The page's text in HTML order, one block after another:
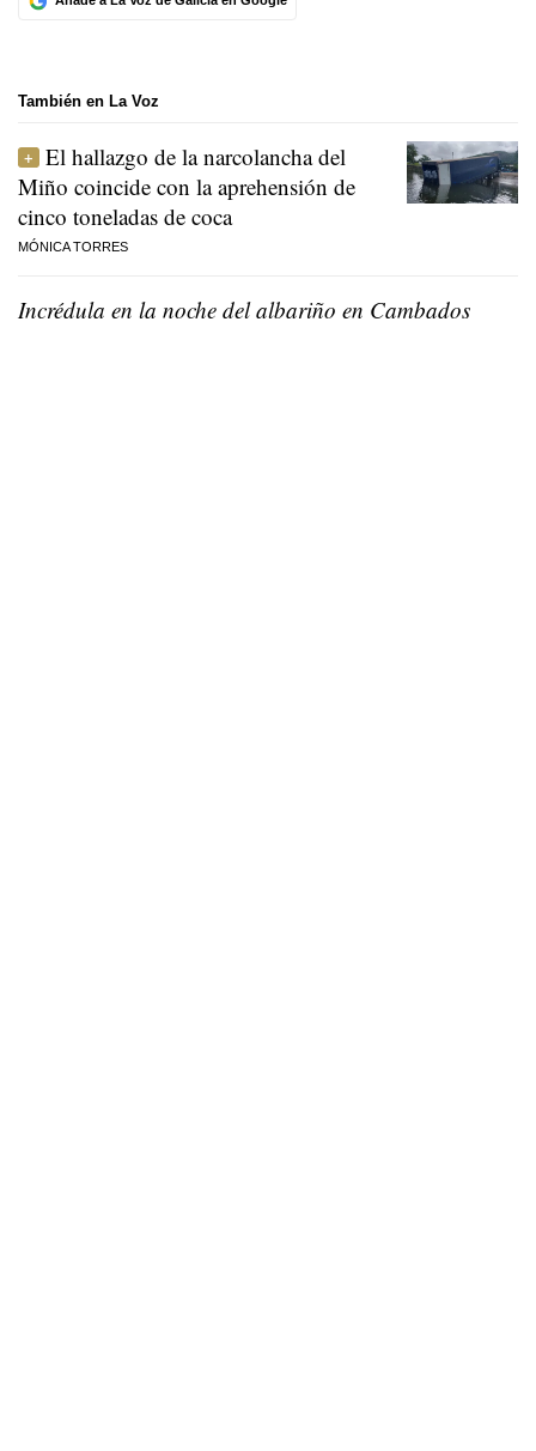
También en La Voz
El hallazgo de la narcolancha del
Miño coincide con la aprehensión de
cinco toneladas de coca
MÓNICA TORRES
Incrédula en la noche del albariño en Cambados